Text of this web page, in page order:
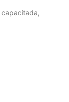
capacitada,